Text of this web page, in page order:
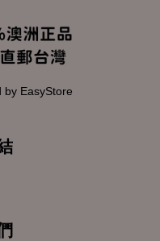
by EasyStore